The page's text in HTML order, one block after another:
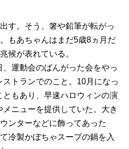
す。そう、箸や鉛筆が転がっ
もあちゃんはまだ5歳8ヵ月だ
候が表れている。
、運動会のばんがった会をやっ
ストランでのこと。10月になっ
ともあり、早速ハロウィンの演
メニューを提供していた。大き
ンターなどに飾ってあった
冷製かぼちゃスープの鍋を入